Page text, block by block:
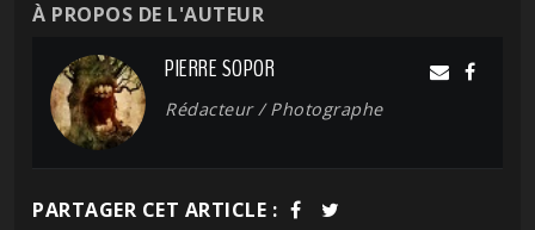
À PROPOS DE L'AUTEUR
PIERRE SOPOR
Rédacteur / Photographe
PARTAGER CET ARTICLE :